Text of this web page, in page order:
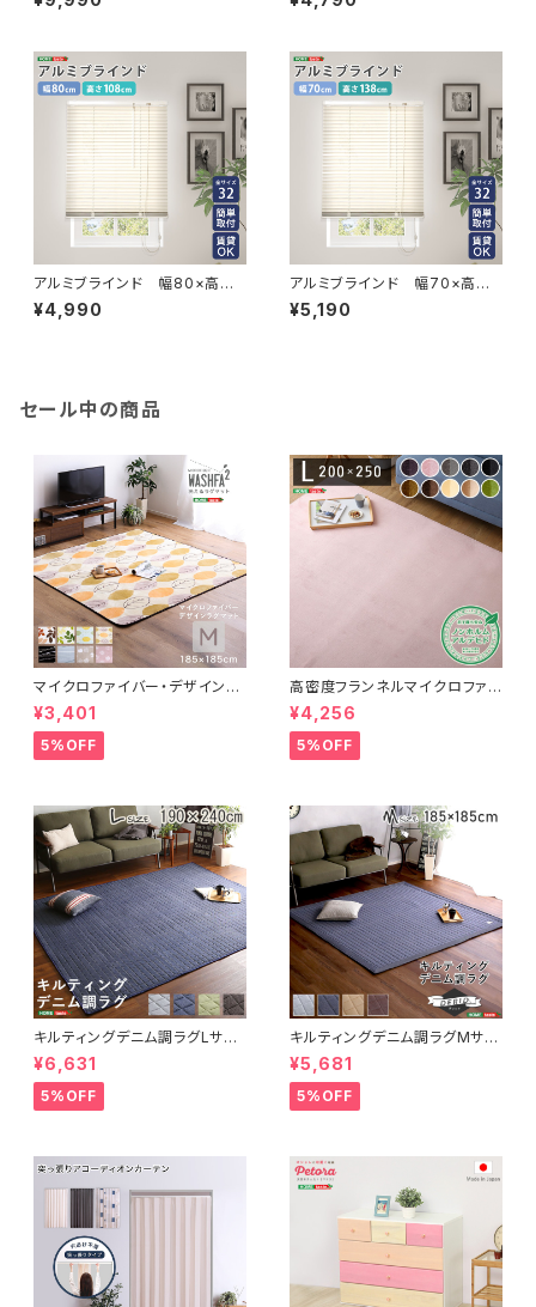
8
アルミブラインド 幅80×高さ1
08cm SH-29-TAB80-108
¥4,990
アルミブラインド 幅70×高さ1
38cm SH-29-TAB70-138
¥5,190
セール中の商品
マイクロファイバー・デザインラ
グマットMサイズ（185×185cm）
洗えるラグマット 【WASHFA2】
FRG-D2-M
¥3,401
5%OFF
高密度フランネルマイクロファイ
バー・ラグマットLサイズ（200×2
50cm）洗えるラグマット｜ナル
トレア
¥4,256
5%OFF
キルティングデニム調ラグLサイ
ズ(190x240cm)オールシーズ
ン、滑り止め付き、手洗い対応【D
erid-デリッド-】 DRG-L
¥6,631
5%OFF
キルティングデニム調ラグMサイ
ズ(185x185cm)オールシーズ
ン、滑り止め付き、手洗い対応【D
erid-デリッド-】 DRG-M
¥5,681
5%OFF